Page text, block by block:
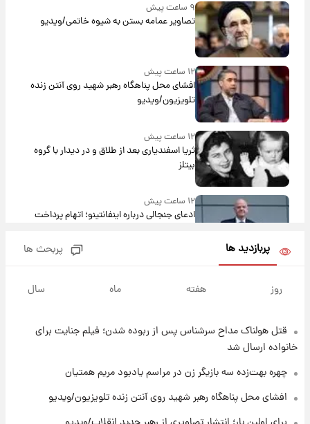
۹ ساعت پیش
تصاویر عمامه بستن به شیوه خاتمی/ویدیو
۱۲ ساعت پیش
افشای محل پناهگاه‌ رهبر شهید روی آنتن زنده
تلویزیون/ویدیو
۱۲ ساعت پیش
ثریا اسفندیاری بعد از طلاق و در دیدار با گروه
بیتلز
۱۲ ساعت پیش
ادعای جنجالی درباره اینفانتینو؛ اتهام پرداخت
آلزایمر و زوال عقل افزایش می‌یابد؟
۱۳ ساعت پیش
۱۳ ساعت پیش
پربازدید ها پربحث ها
روز هفته ماه سال
قتل هولناک مداح سرشناس پس از ربوده شدن؛ فیلم جنایت برای
خانواده ارسال شد
چهره بهت‌زده سه بازیگر زن در مراسم یادبود مریم همتیان
افشای محل پناهگاه‌ رهبر شهید روی آنتن زنده تلویزیون/ویدیو